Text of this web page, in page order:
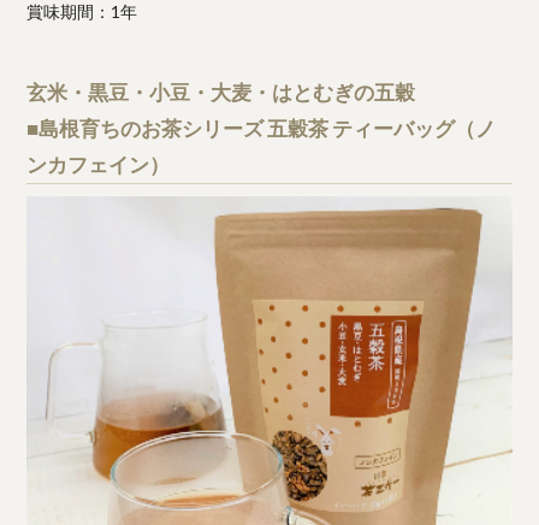
賞味期間：1年
玄米・黒豆・小豆・大麦・はとむぎの五穀
■島根育ちのお茶シリーズ 五穀茶 ティーバッグ（ノ
ンカフェイン）